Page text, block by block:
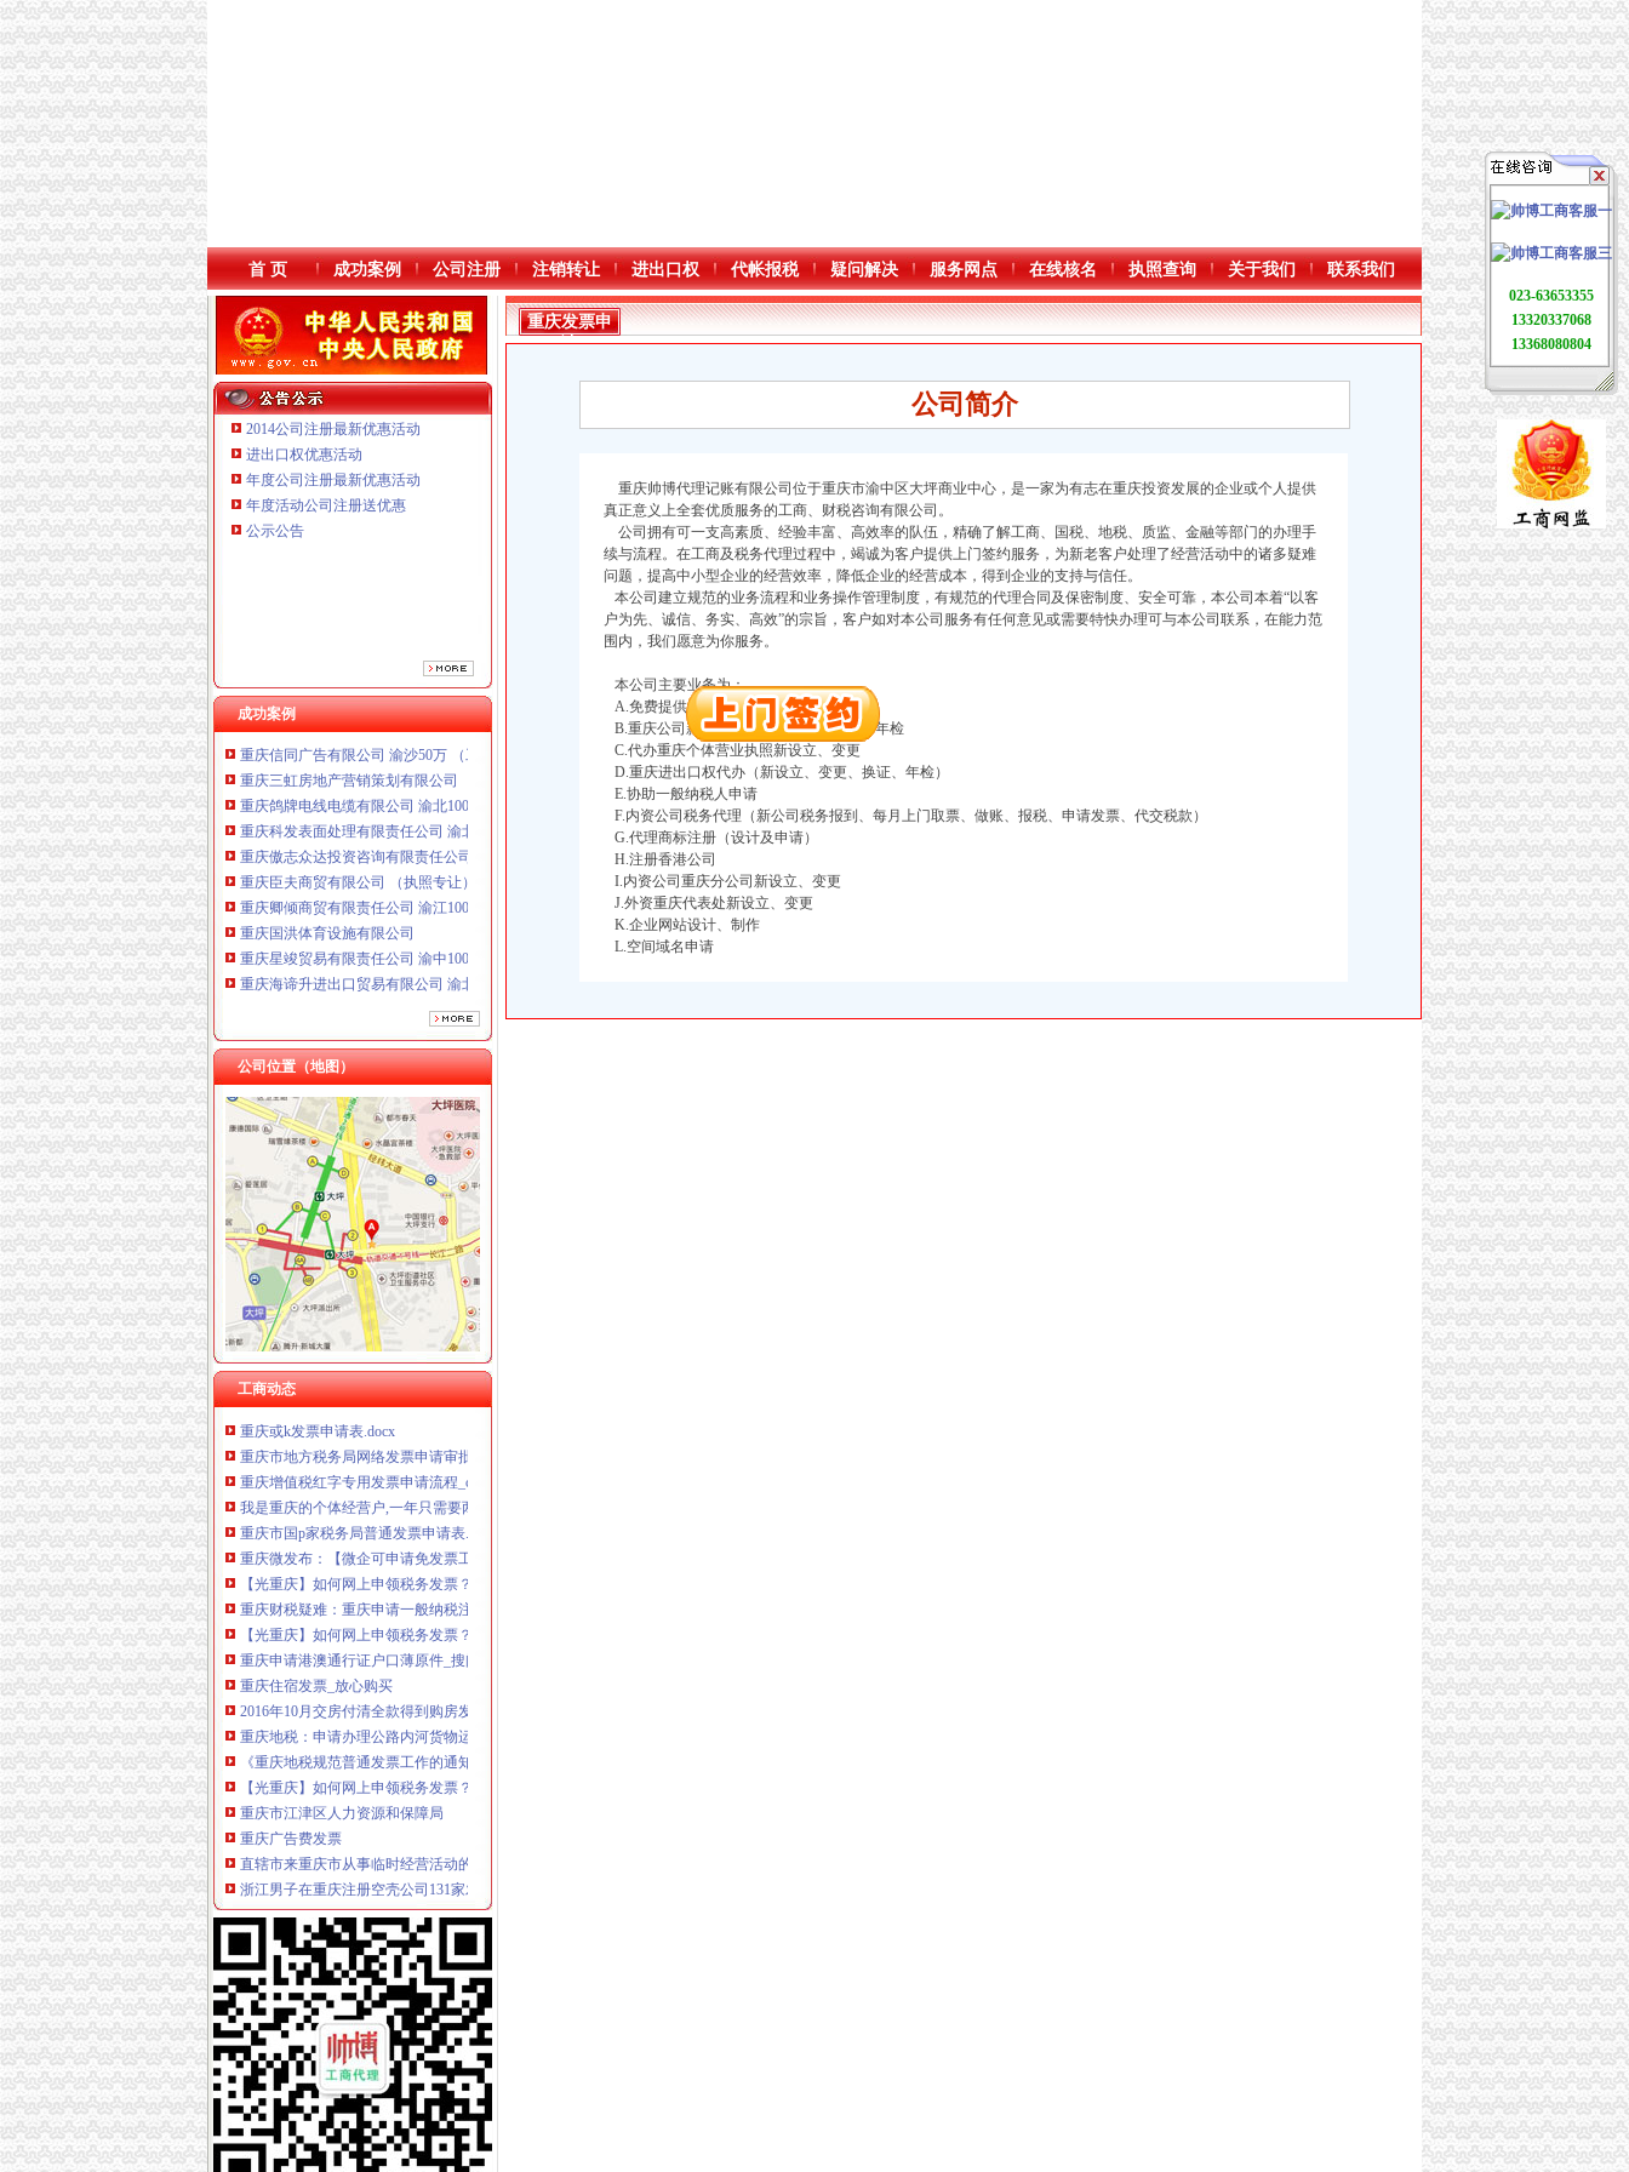
本站导航
首 页 成功案例 公司注册 注销转让 进出口权 代帐报税 疑问解决 服务网点 在线核名 执照查询 关于我们 联系我们
2014公司注册最新优惠活动
进出口权优惠活动
年度公司注册最新优惠活动
年度活动公司注册送优惠
公示公告
成功案例
重庆鸽牌电线电缆有限公司 渝北10010万 (进出口权)
重庆科发表面处理有限责任公司 渝北800万 （进出口权）
重庆傲志众达投资咨询有限责任公司 渝九1000万 （增资）
重庆海谛升进出口贸易有限公司 渝北100万 （进出口权）
重庆奕欣锦诚商贸有限公司 渝九50万 （工商注册）
重庆信同广告有限公司 渝沙50万 （工商注册）
重庆三虹房地产营销策划有限公司
重庆鸽牌电线电缆有限公司 渝北10010万 (进出口权)
重庆科发表面处理有限责任公司 渝北800万 （进出口权）
重庆傲志众达投资咨询有限责任公司 渝九1000万 （增资）
重庆臣夫商贸有限公司 （执照专让）
重庆卿倾商贸有限责任公司 渝江100万 （工商注册）
重庆国洪体育设施有限公司
重庆星竣贸易有限责任公司 渝中100万 （进出口权）
重庆海谛升进出口贸易有限公司 渝北100万 （进出口权）
重庆奕欣锦诚商贸有限公司 渝九50万 （工商注册）
重庆信同广告有限公司 渝沙50万 （工商注册）
重庆三虹房地产营销策划有限公司
公司位置（地图）
工商动态
重庆发票申请
什么是发票？_重庆包听|E都市
重庆水投：发票寄到家,服务有保障
重庆专项审批：发票R审批代理购买服务办理-重庆爱问分类
重庆巴南破获一起发票案金额超过一亿元_网易新闻
浙江男子在重庆注册空壳公司131家发票金额逾亿元_凤凰资讯
重庆国税网上申报系统_重庆国税局_重庆国税发票查询_重庆国税网上
重庆市国家税务局关于调整“发票网上申请”办理渠道的通知_财
重庆地税对于个人申请发票的地点是如何规定的？-中国会计网
重庆或k发票申请表.docx
重庆市地方税务局网络发票申请审批表_中华文本库
重庆增值税红字专用发票申请流程_cqmaiji_新浪博客
我是重庆的个体经营户,一年只需要两本发票,请问怎样才能申请发票
重庆市国p家税务局普通发票申请表.doc
重庆微发布：【微企可申请免发票工
【光重庆】如何网上申领税务发票？
重庆财税疑难：重庆申请一般纳税注册公司代找王会计-重庆爱
【光重庆】如何网上申领税务发票？_搜狐其它_搜狐网
重庆申请港澳通行证户口薄原件_搜问问
重庆住宿发票_放心购买
2016年10月交房付清全款得到购房发票,现在能否申请提取重庆公积
重庆地税：申请办理公路内河货物运输发票自开票纳税人资格需要哪些
《重庆地税规范普通发票工作的通知》.doc
【光重庆】如何网上申领税务发票？-搜狐
重庆市江津区人力资源和保障局
重庆广告费发票
直辖市来重庆市从事临时经营活动的单位和个人,如何申请领购发票？
浙江男子在重庆注册空壳公司131家发票金额逾亿元_凤凰资讯
重庆发票查询真伪查询_重庆地方税务局_中华网
重庆公需科目继续教育网上缴费发票申请表
重庆发票,重庆哪里有开票,重庆增值税发票,重庆增值税普通发票,
哪些况可以申请发票？需要哪些资料？_信息公开
重庆市地方税务局关于修订《重庆市地方税务局发票管理办》
重庆发票,重庆哪里有开票,重庆增值税发票,重庆增值税普通发票,
7日起重庆市民上网就能办税发票还能免费送到家_凤凰资讯
重庆地税-政务公开
重庆鹭佳工商注册提示您新公司的发票购买（转载）_会计_天涯论
【图】重庆万州腾翼C30团购作业,有购车发票,申请加精_长城C30
重庆破获一起大发票案涉案金额逾亿元|重庆|发票_新浪新闻
重庆发票申
请
公司简介
重庆帅博代理记账有限公司位于重庆市渝中区大坪商业中心，是一家为有志在重庆投资发展的企业或个人提供
真正意义上全套优质服务的工商、财税咨询有限公司。
公司拥有可一支高素质、经验丰富、高效率的队伍，精确了解工商、国税、地税、质监、金融等部门的办理手
续与流程。在工商及税务代理过程中，竭诚为客户提供上门签约服务，为新老客户处理了经营活动中的诸多疑难
问题，提高中小型企业的经营效率，降低企业的经营成本，得到企业的支持与信任。
本公司建立规范的业务流程和业务操作管理制度，有规范的代理合同及保密制度、安全可靠，本公司本着“以客
户为先、诚信、务实、高效”的宗旨，客户如对本公司服务有任何意见或需要特快办理可与本公司联系，在能力范
围内，我们愿意为你服务。
本公司主要业务为：
A.免费提供工商及税务咨询服务
B.重庆公司新设立、变更、验资、增资、年检
C.代办重庆个体营业执照新设立、变更
D.重庆进出口权代办（新设立、变更、换证、年检）
E.协助一般纳税人申请
F.内资公司税务代理（新公司税务报到、每月上门取票、做账、报税、申请发票、代交税款）
G.代理商标注册（设计及申请）
H.注册香港公司
I.内资公司重庆分公司新设立、变更
J.外资重庆代表处新设立、变更
K.企业网站设计、制作
L.空间域名申请
023-63653355
13320337068
13368080804